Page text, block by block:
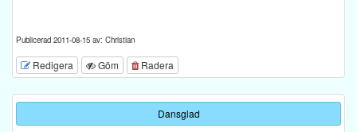
Publicerad 2011-08-15 av: Christian
Redigera Göm Radera
Dansglad